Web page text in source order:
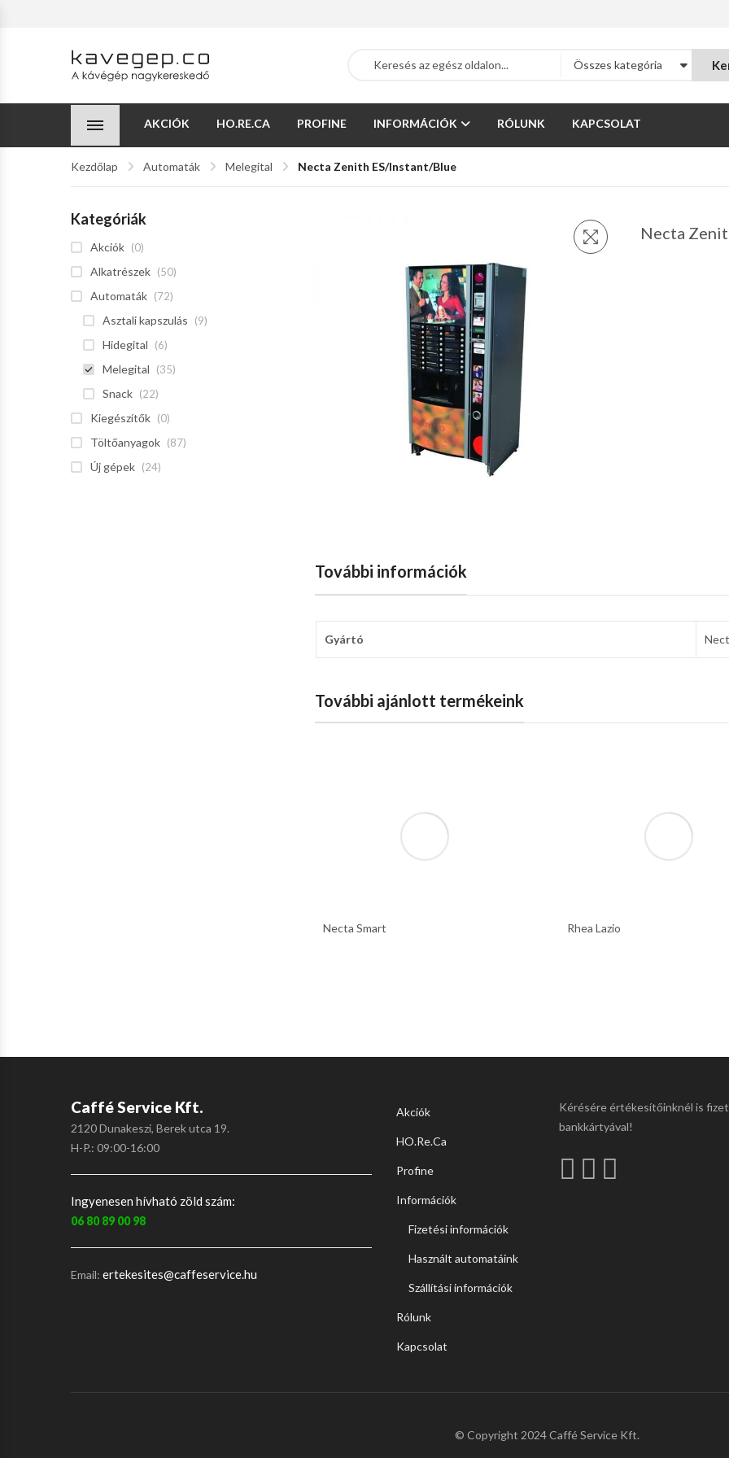
Összes kategória
AKCIÓK HO.RE.CA PROFINE INFORMÁCIÓK RÓLUNK KAPCSOLAT
Kezdőlap Automaták Melegital Necta Zenith ES/Instant/Blue
Necta
További információk
Gyártó
További ajánlott termékeink
Necta Smart Rhea Lazio
Kategóriák
Akciók (0)
Alkatrészek (50)
Automaták (72)
Asztali kapszulás (9)
Hidegital (6)
Melegital (35)
Snack (22)
Kiegészítők (0)
Töltőanyagok (87)
Új gépek (24)
Caffé Service Kft.
2120 Dunakeszi, Berek utca 19.
H-P.: 09:00-16:00
Ingyenesen hívható zöld szám:
06 80 89 00 98
Email: ertekesites@caffeservice.hu
Akciók
HO.Re.Ca
Profine
Információk
Fizetési információk
Használt automatáink
Szállítási információk
Rólunk
Kapcsolat
Kérésére értékesítőinknél is
bankkártyával!
© Copyright 2024 Caffé Service Kft.